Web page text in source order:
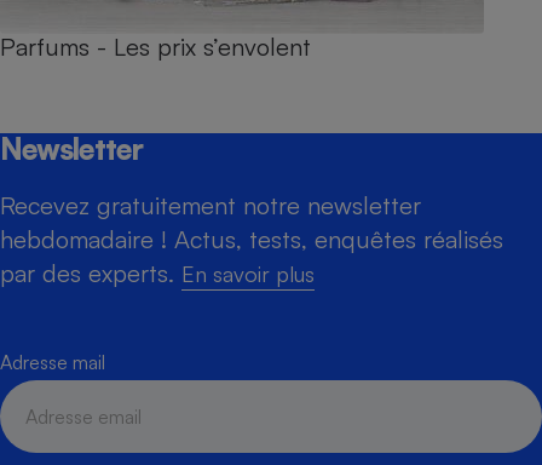
Parfums - Les prix s’envolent
Newsletter
Recevez gratuitement notre newsletter
hebdomadaire ! Actus, tests, enquêtes réalisés
par des experts. En savoir plus
Adresse mail